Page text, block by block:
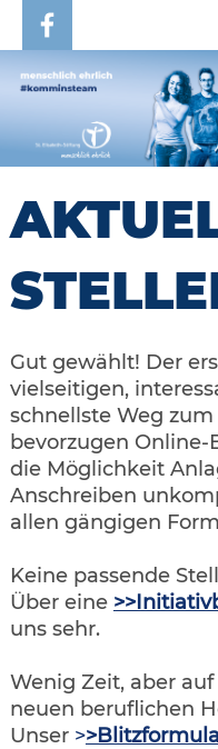
Gut gewählt! Der
vielseitigen,
schnellste Weg
bevorzugen
die Möglichkeit
Anschreiben
allen gängigen
Keine passende
Über eine
uns sehr.
Wenig Zeit, aber
neuen beruflichen
Unser >